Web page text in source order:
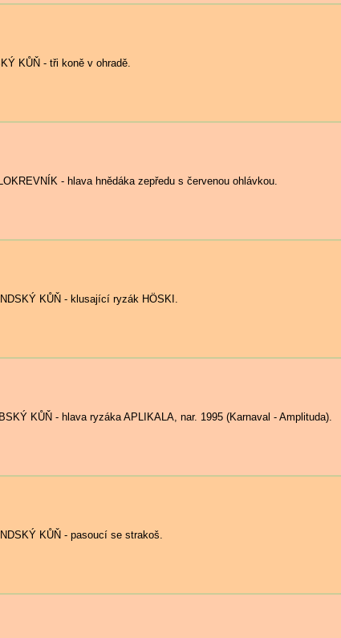
KŮŇ - tři koně v ohradě.
- hlava hnědáka zepředu s červenou ohlávkou.
KŮŇ - klusající ryzák HÖSKI.
KŮŇ - hlava ryzáka APLIKALA, nar. 1995 (Karnaval - Amplituda).
KŮŇ - pasoucí se strakoš.